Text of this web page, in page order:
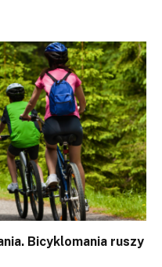
Bicyklomania ruszy